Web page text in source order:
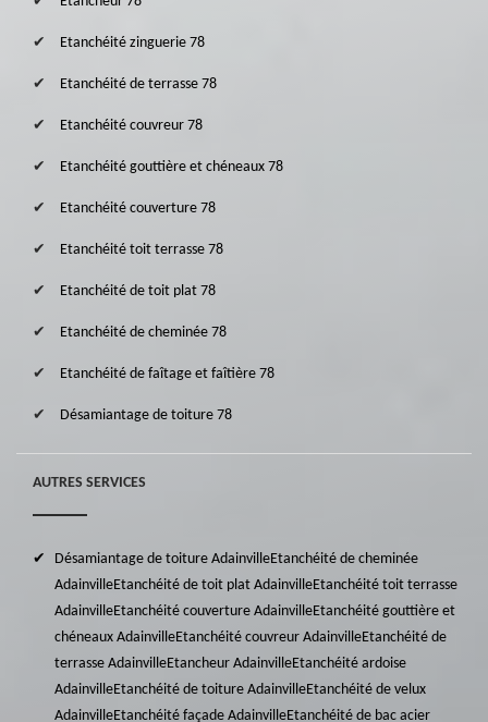
Etanchéité zinguerie 78
Etanchéité de terrasse 78
Etanchéité couvreur 78
Etanchéité gouttière et chéneaux 78
Etanchéité couverture 78
Etanchéité toit terrasse 78
Etanchéité de toit plat 78
Etanchéité de cheminée 78
Etanchéité de faîtage et faîtière 78
Désamiantage de toiture 78
AUTRES SERVICES
Désamiantage de toiture AdainvilleEtanchéité de cheminée
AdainvilleEtanchéité de toit plat AdainvilleEtanchéité toit terrasse
AdainvilleEtanchéité couverture AdainvilleEtanchéité gouttière et
chéneaux AdainvilleEtanchéité couvreur AdainvilleEtanchéité de
terrasse AdainvilleEtancheur AdainvilleEtanchéité ardoise
AdainvilleEtanchéité de toiture AdainvilleEtanchéité de velux
AdainvilleEtanchéité façade AdainvilleEtanchéité de bac acier